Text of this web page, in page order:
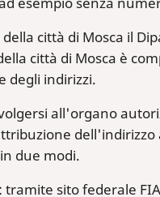
città di Mosca il
città di Mosca è
degli indirizzi.
all'organo
dell'indirizzo
due modi.
tramite sito federale